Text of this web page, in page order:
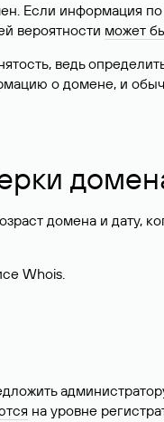
Если информация
вероятности может
ведь
о домене, и
домена и дату,
Whois.
на уровне